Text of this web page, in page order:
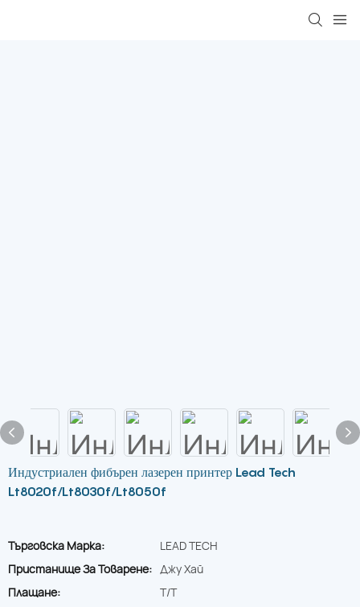
Индустриален фибърен лазерен принтер Lead Tech
Lt8020f/Lt8030f/Lt8050f
Търговска Марка:
LEAD TECH
Пристанище За Товарене: Джу Хай
Плащане:
T/T